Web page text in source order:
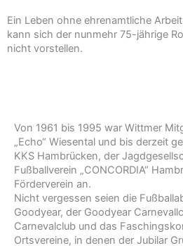
Ein Leben ohne ehrenamtliche
kann sich der nunmehr 75-jährige
nicht vorstellen.
Von 1961 bis 1995 war Wittmer
„Echo“ Wiesental und bis derzeit
KKS Hambrücken, der
Fußballverein „CONCORDIA“
Förderverein an.
Nicht vergessen seien die
Goodyear, der Goodyear
Carnevalclub und das
Ortsvereine, in denen der Jubilar